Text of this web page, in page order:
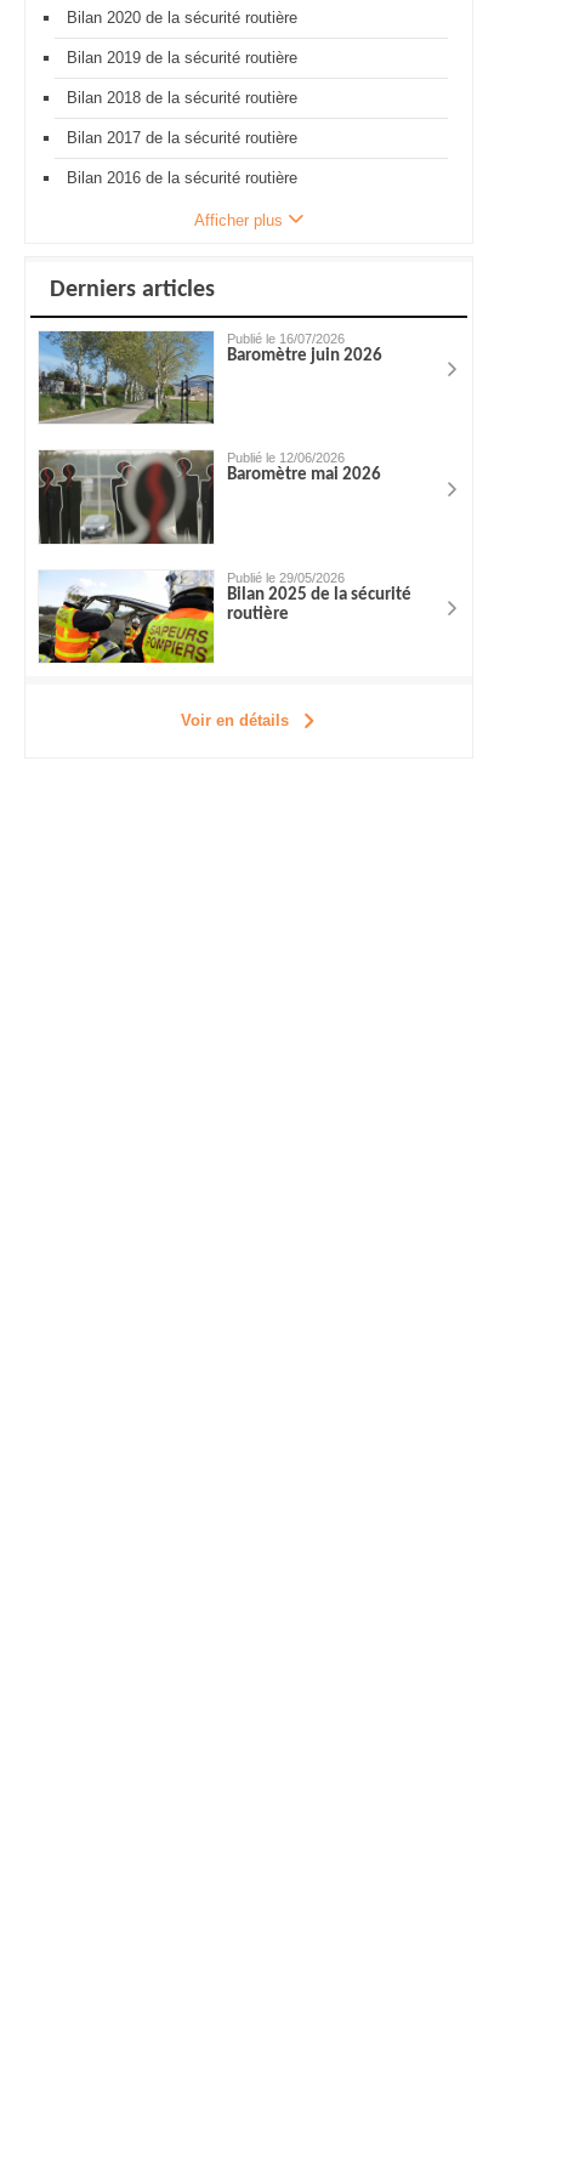
Bilan 2020 de la sécurité routière
Bilan 2019 de la sécurité routière
Bilan 2018 de la sécurité routière
Bilan 2017 de la sécurité routière
Bilan 2016 de la sécurité routière
Afficher plus
Derniers articles
Publié le 16/07/2026
Baromètre juin 2026
Publié le 12/06/2026
Baromètre mai 2026
Publié le 29/05/2026
Bilan 2025 de la sécurité
routière
Voir en détails